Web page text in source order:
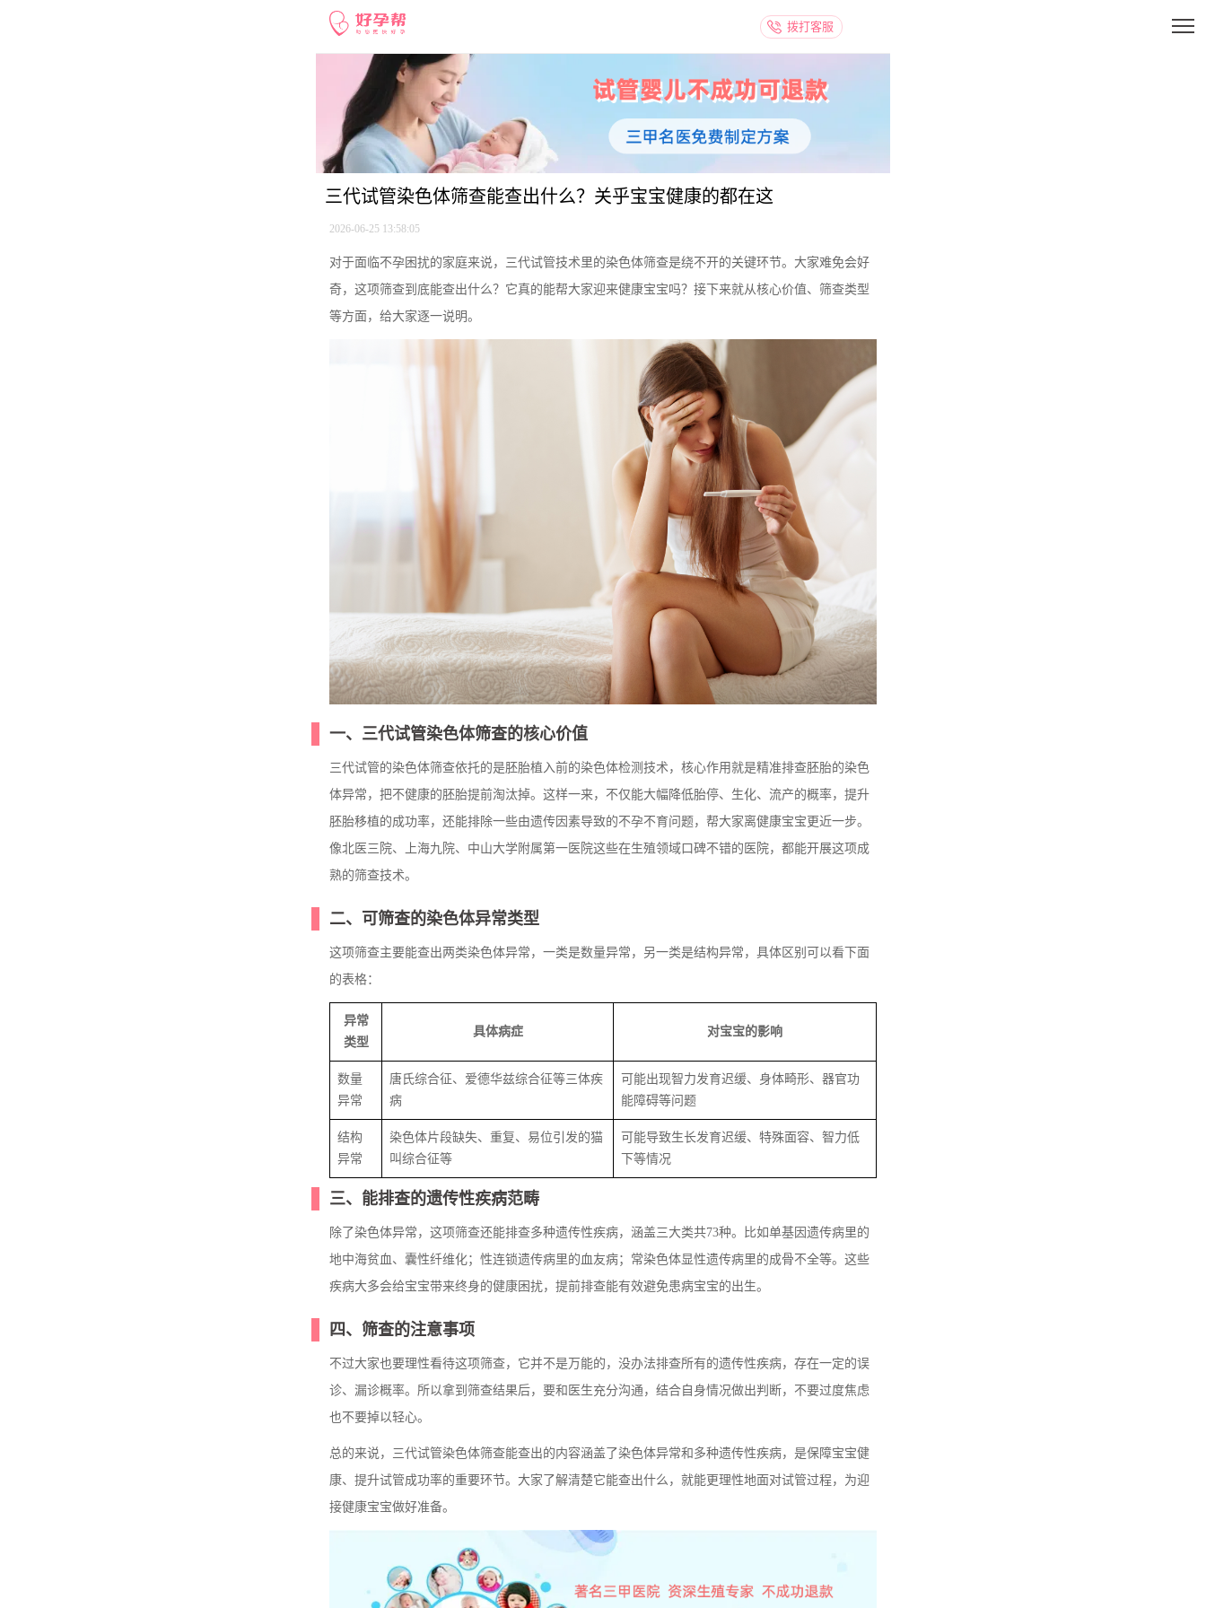
拨打客服
三代试管染色体筛查能查出什么？关乎宝宝健康的都在这
2026-06-25 13:58:05
对于面临不孕困扰的家庭来说，三代试管技术里的染色体筛查是绕不开的关键环节。大家难免会好
奇，这项筛查到底能查出什么？它真的能帮大家迎来健康宝宝吗？接下来就从核心价值、筛查类型
等方面，给大家逐一说明。
一、三代试管染色体筛查的核心价值
三代试管的染色体筛查依托的是胚胎植入前的染色体检测技术，核心作用就是精准排查胚胎的染色
体异常，把不健康的胚胎提前淘汰掉。这样一来，不仅能大幅降低胎停、生化、流产的概率，提升
胚胎移植的成功率，还能排除一些由遗传因素导致的不孕不育问题，帮大家离健康宝宝更近一步。
像北医三院、上海九院、中山大学附属第一医院这些在生殖领域口碑不错的医院，都能开展这项成
熟的筛查技术。
二、可筛查的染色体异常类型
这项筛查主要能查出两类染色体异常，一类是数量异常，另一类是结构异常，具体区别可以看下面
的表格：
异常
类型
具体病症 对宝宝的影响
数量
异常
唐氏综合征、爱德华兹综合征等三体疾
病
可能出现智力发育迟缓、身体畸形、器官功
能障碍等问题
结构
异常
染色体片段缺失、重复、易位引发的猫
叫综合征等
可能导致生长发育迟缓、特殊面容、智力低
下等情况
三、能排查的遗传性疾病范畴
除了染色体异常，这项筛查还能排查多种遗传性疾病，涵盖三大类共73种。比如单基因遗传病里的
地中海贫血、囊性纤维化；性连锁遗传病里的血友病；常染色体显性遗传病里的成骨不全等。这些
疾病大多会给宝宝带来终身的健康困扰，提前排查能有效避免患病宝宝的出生。
四、筛查的注意事项
不过大家也要理性看待这项筛查，它并不是万能的，没办法排查所有的遗传性疾病，存在一定的误
诊、漏诊概率。所以拿到筛查结果后，要和医生充分沟通，结合自身情况做出判断，不要过度焦虑
也不要掉以轻心。
总的来说，三代试管染色体筛查能查出的内容涵盖了染色体异常和多种遗传性疾病，是保障宝宝健
康、提升试管成功率的重要环节。大家了解清楚它能查出什么，就能更理性地面对试管过程，为迎
接健康宝宝做好准备。